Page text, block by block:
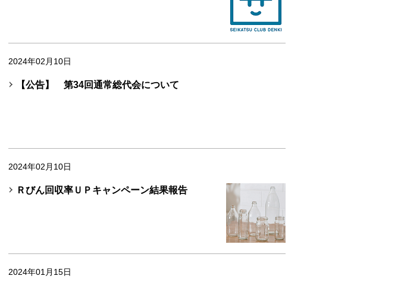
2024年02月10日
【公告】 第34回通常総代会について
2024年02月10日
Ｒびん回収率ＵＰキャンペーン結果報告
2024年01月15日